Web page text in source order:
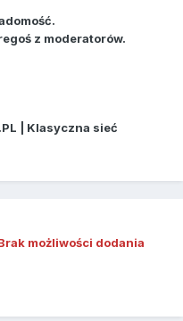
z moderatorów.
| Klasyczna sieć
możliwości dodania